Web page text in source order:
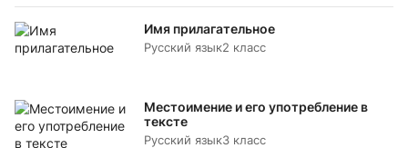
Имя прилагательное
Русский язык2 класс
Местоимение и его употребление в
тексте
Русский язык3 класс